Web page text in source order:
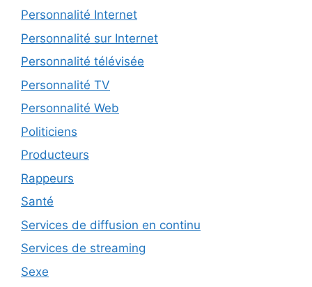
Personnalité Internet
Personnalité sur Internet
Personnalité télévisée
Personnalité TV
Personnalité Web
Politiciens
Producteurs
Rappeurs
Santé
Services de diffusion en continu
Services de streaming
Sexe